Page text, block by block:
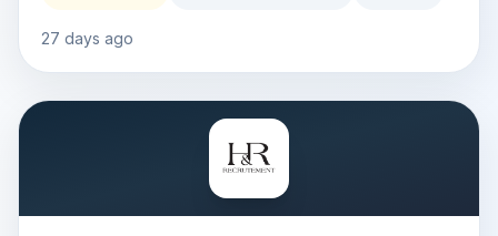
27 days ago